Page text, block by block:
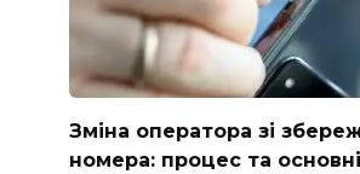
Зміна оператора зі
номера: процес та